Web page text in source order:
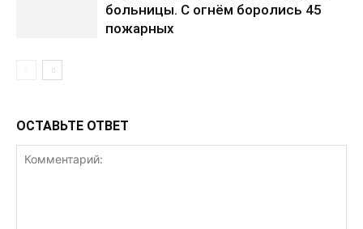
больницы. С огнём боролись 45
пожарных
ОСТАВЬТЕ ОТВЕТ